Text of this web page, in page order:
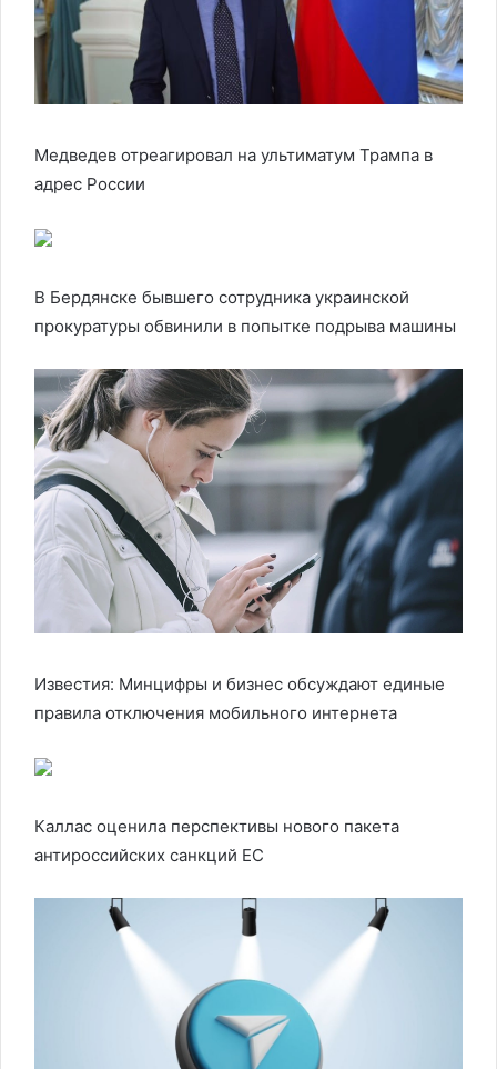
Медведев отреагировал на ультиматум Трампа в
адрес России
В Бердянске бывшего сотрудника украинской
прокуратуры обвинили в попытке подрыва машины
Известия: Минцифры и бизнес обсуждают единые
правила отключения мобильного интернета
Каллас оценила перспективы нового пакета
антироссийских санкций ЕС